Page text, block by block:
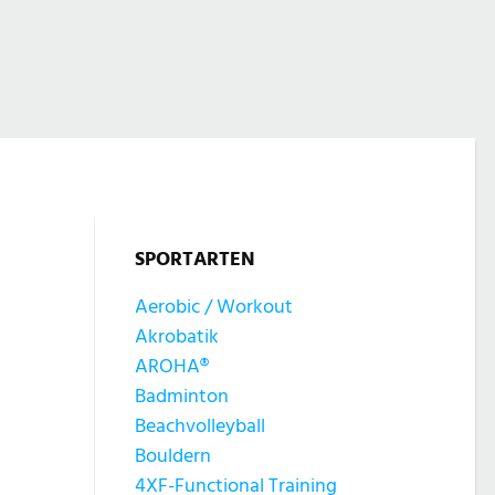
SPORTARTEN
Aerobic / Workout
Akrobatik
AROHA®
Badminton
Beachvolleyball
Bouldern
4XF-Functional Training